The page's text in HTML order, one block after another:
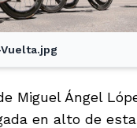
Miguel Ángel
en alto de